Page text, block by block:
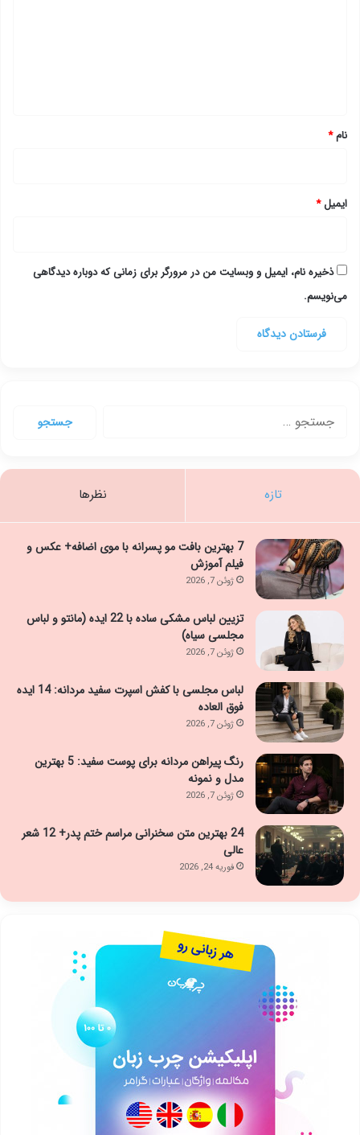
نام*
ایمیل*
ذخیره نام، ایمیل و وبسایت من در مرورگر برای زمانی که دوباره دیدگاهی
می‌نویسم.
تازه نظرها
7 بهترین بافت مو پسرانه با موی اضافه+ عکس و
فیلم آموزش
ژوئن 7, 2026
تزیین لباس مشکی ساده با 22 ایده (مانتو و لباس
مجلسی سیاه)
ژوئن 7, 2026
لباس مجلسی با کفش اسپرت سفید مردانه: 14 ایده
فوق العاده
ژوئن 7, 2026
رنگ پیراهن مردانه برای پوست سفید: 5 بهترین
مدل و نمونه
ژوئن 7, 2026
24 بهترین متن سخنرانی مراسم ختم پدر+ 12 شعر
عالی
فوریه 24, 2026